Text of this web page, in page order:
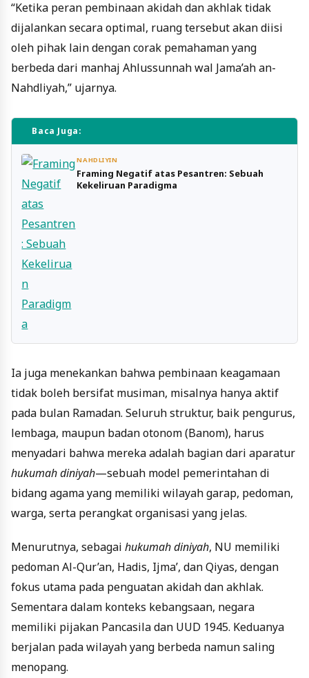
“Ketika peran pembinaan akidah dan akhlak tidak
dijalankan secara optimal, ruang tersebut akan diisi
oleh pihak lain dengan corak pemahaman yang
berbeda dari manhaj Ahlussunnah wal Jama’ah an-
Nahdliyah,” ujarnya.
Baca Juga:
NAHDLIYIN
Framing Negatif atas Pesantren: Sebuah
Kekeliruan Paradigma
Ia juga menekankan bahwa pembinaan keagamaan
tidak boleh bersifat musiman, misalnya hanya aktif
pada bulan Ramadan. Seluruh struktur, baik pengurus,
lembaga, maupun badan otonom (Banom), harus
menyadari bahwa mereka adalah bagian dari aparatur
hukumah diniyah—sebuah model pemerintahan di
bidang agama yang memiliki wilayah garap, pedoman,
warga, serta perangkat organisasi yang jelas.
Menurutnya, sebagai hukumah diniyah, NU memiliki
pedoman Al-Qur’an, Hadis, Ijma’, dan Qiyas, dengan
fokus utama pada penguatan akidah dan akhlak.
Sementara dalam konteks kebangsaan, negara
memiliki pijakan Pancasila dan UUD 1945. Keduanya
berjalan pada wilayah yang berbeda namun saling
menopang.